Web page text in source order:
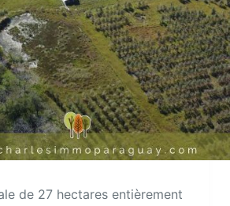
de 27 hectares entièrement